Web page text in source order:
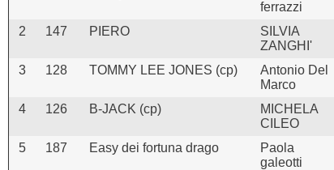
ferrazzi
2
147 PIERO
SILVIA
ZANGHI'
3
128 TOMMY LEE JONES (cp)
Antonio Del
Marco
4 126 B-JACK (cp)
MICHELA
CILEO
5 187 Easy dei fortuna drago
Paola
galeotti